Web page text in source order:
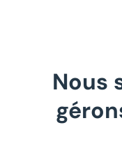
Nous